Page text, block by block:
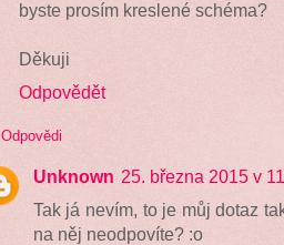
byste prosím kreslené schéma?
Děkuji
Odpovědět
Odpovědi
Unknown 25. března 2015 v
Tak já nevím, to je můj dotaz
na něj neodpovíte? :o